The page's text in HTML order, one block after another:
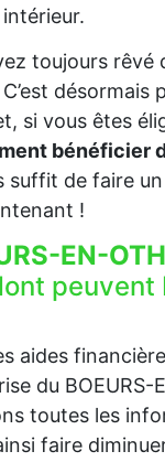
toujours
si vous êtes
bénéficier
suffit de faire
!
EN-
peuvent
aides
du BOEURS-
toutes les
faire